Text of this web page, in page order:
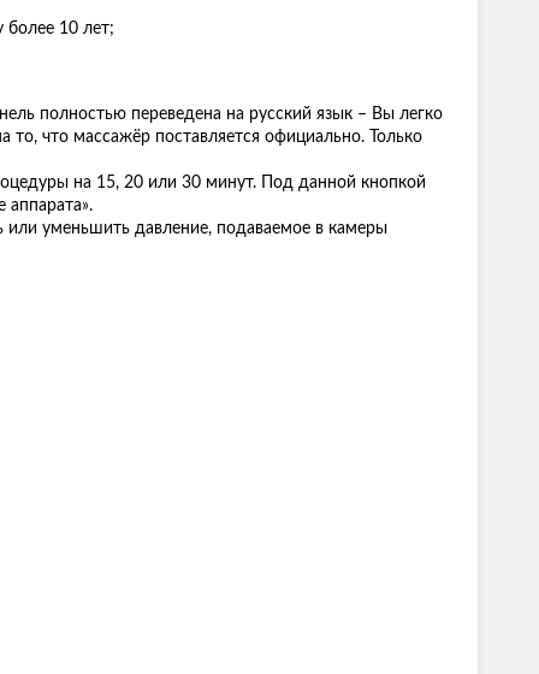
10 лет;
полностью переведена на русский язык – Вы легко
то, что массажёр поставляется официально. Только
на 15, 20 или 30 минут. Под данной кнопкой
или уменьшить давление, подаваемое в камеры